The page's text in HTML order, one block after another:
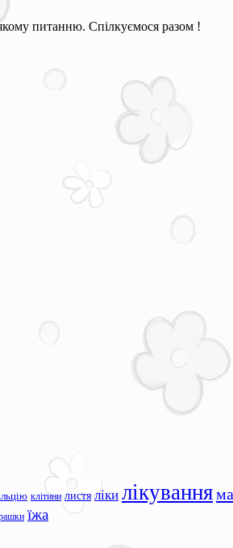
питанню. Спілкуємося разом !
клітини листя ліки лікування
їжа